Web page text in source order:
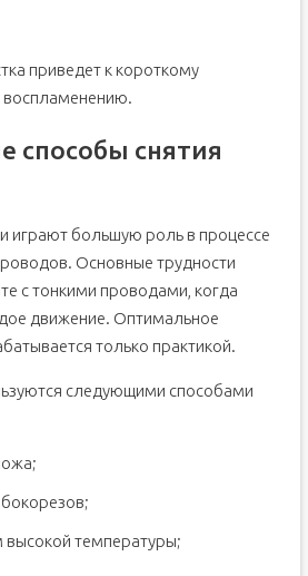
приведет к короткому
способы снятия
играют большую роль в процессе
Основные трудности
с тонкими проводами, когда
движение. Оптимальное
только практикой.
следующими способами
высокой температуры;